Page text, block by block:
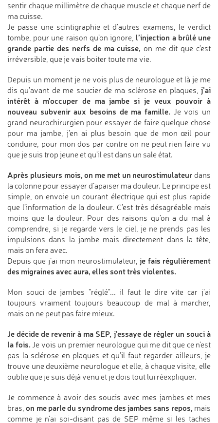
sentir chaque millimètre de chaque muscle et chaque nerf de
ma cuisse.
Je passe une scintigraphie et d’autres examens, le verdict
tombe, pour une raison qu’on ignore, l’injection a brûlé une
grande partie des nerfs de ma cuisse, on me dit que c’est
irréversible, que je vais boiter toute ma vie.
Depuis un moment je ne vois plus de neurologue et là je me
dis qu’avant de me soucier de ma sclérose en plaques, j’ai
intérêt à m’occuper de ma jambe si je veux pouvoir à
nouveau subvenir aux besoins de ma famille. Je vois un
grand neurochirurgien pour essayer de faire quelque chose
pour ma jambe, j’en ai plus besoin que de mon œil pour
conduire, pour mon dos par contre on ne peut rien faire vu
que je suis trop jeune et qu’il est dans un sale état.
Après plusieurs mois, on me met un neurostimulateur dans
la colonne pour essayer d’apaiser ma douleur. Le principe est
simple, on envoie un courant électrique qui est plus rapide
que l’information de la douleur. C’est très désagréable mais
moins que la douleur. Pour des raisons qu’on a du mal à
comprendre, si je regarde vers le ciel, je ne prends pas les
impulsions dans la jambe mais directement dans la tête,
mais on fera avec.
Depuis que j’ai mon neurostimulateur,je fais régulièrement
des migraines avec aura, elles sont très violentes.
Mon souci de jambes "réglé"... il faut le dire vite car j’ai
toujours vraiment toujours beaucoup de mal à marcher,
mais on ne peut pas faire mieux.
Je décide de revenir à ma SEP, j’essaye de régler un souci à
la fois. Je vois un premier neurologue qui me dit que ce n’est
pas la sclérose en plaques et qu’il faut regarder ailleurs, je
trouve une deuxième neurologue et elle, à chaque visite, elle
oublie que je suis déjà venu et je dois tout lui réexpliquer.
Je commence à avoir des soucis avec mes jambes et mes
bras,on me parle du syndrome des jambes sans repos, mais
comme je n’ai soi-disant pas de SEP même si les taches